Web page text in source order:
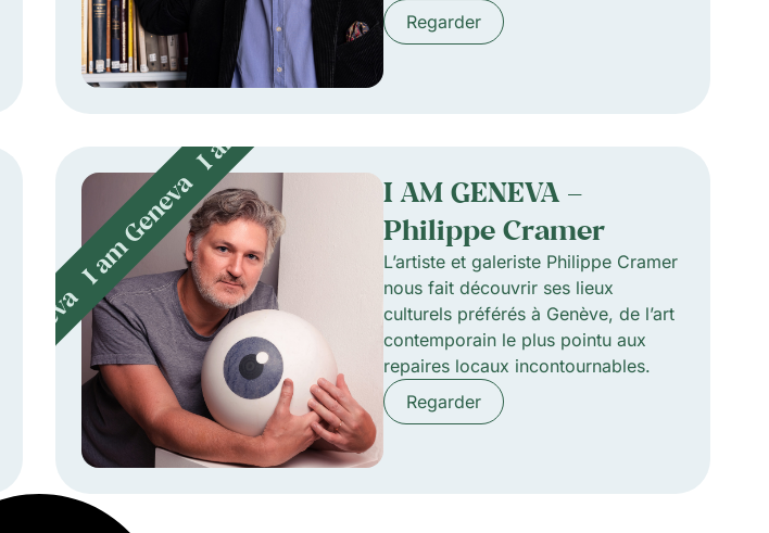
actuellement sur sa table de chevet.
Regarder
I AM GENEVA –
Philippe Cramer
L’artiste et galeriste Philippe Cramer
nous fait découvrir ses lieux
culturels préférés à Genève, de l’art
contemporain le plus pointu aux
repaires locaux incontournables.
Regarder